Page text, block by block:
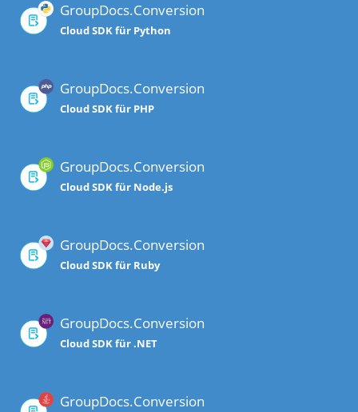
GroupDocs.Conversion
Cloud SDK für Python
GroupDocs.Conversion
Cloud SDK für PHP
GroupDocs.Conversion
Cloud SDK für Node.js
GroupDocs.Conversion
Cloud SDK für Ruby
GroupDocs.Conversion
Cloud SDK für .NET
GroupDocs.Conversion